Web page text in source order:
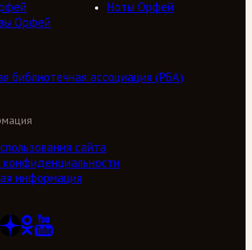
Ноты Орфей
Орфей
библиотечная ассоциация (РБА)
сайта
конфиденциальности
информация